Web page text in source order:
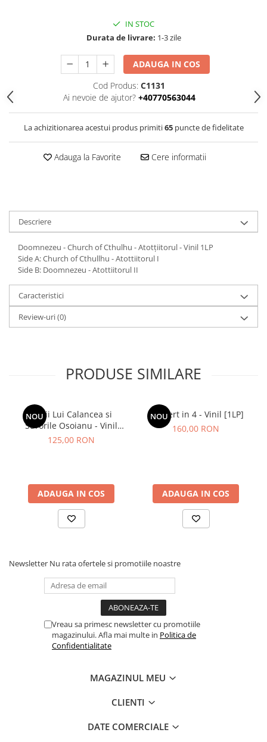
IN STOC
Durata de livrare: 1-3 zile
ADAUGA IN COS
Cod Produs: C1131
Ai nevoie de ajutor? +40770563044
La achizitionarea acestui produs primiti65puncte de fidelitate
Adauga la Favorite Cere informatii
Descriere
Doomnezeu - Church of Cthulhu - Atotțiitorul - Vinil 1LP
Side A: Church of Cthullhu - Atottiitorul I
Side B: Doomnezeu - Atottiitorul II
Caracteristici
Review-uri(0)
PRODUSE SIMILARE
NOU
Lupii Lui Calancea si
Surorile Osoianu - Vinil
[1LP]
125,00 RON
ADAUGA IN COS
NOU
Concert in 4 - Vinil [1LP]
160,00 RON
ADAUGA IN COS
Newsletter Nu rata ofertele si promotiile noastre
Vreau sa primesc newsletter cu promotiile
magazinului. Afla mai multe in Politica de
Confidentialitate
MAGAZINUL MEU
CLIENTI
DATE COMERCIALE